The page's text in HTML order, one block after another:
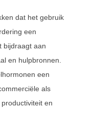
dat het gebruik
een
bijdraagt aan
en hulpbronnen.
een
als
en